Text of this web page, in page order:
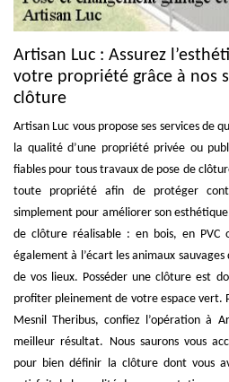
Artisan Luc : Assurez
votre propriété grâce à nos
clôture
Artisan Luc vous propose ses services de
la qualité d’une propriété privée ou
fiables pour tous travaux de pose de
toute propriété afin de protéger
simplement pour améliorer son
de clôture réalisable : en bois, en PVC
également à l’écart les animaux
de vos lieux. Posséder une clôture est
profiter pleinement de votre espace vert.
Mesnil Theribus, confiez l’opération à
meilleur résultat. Nous saurons vous
pour bien définir la clôture dont vous